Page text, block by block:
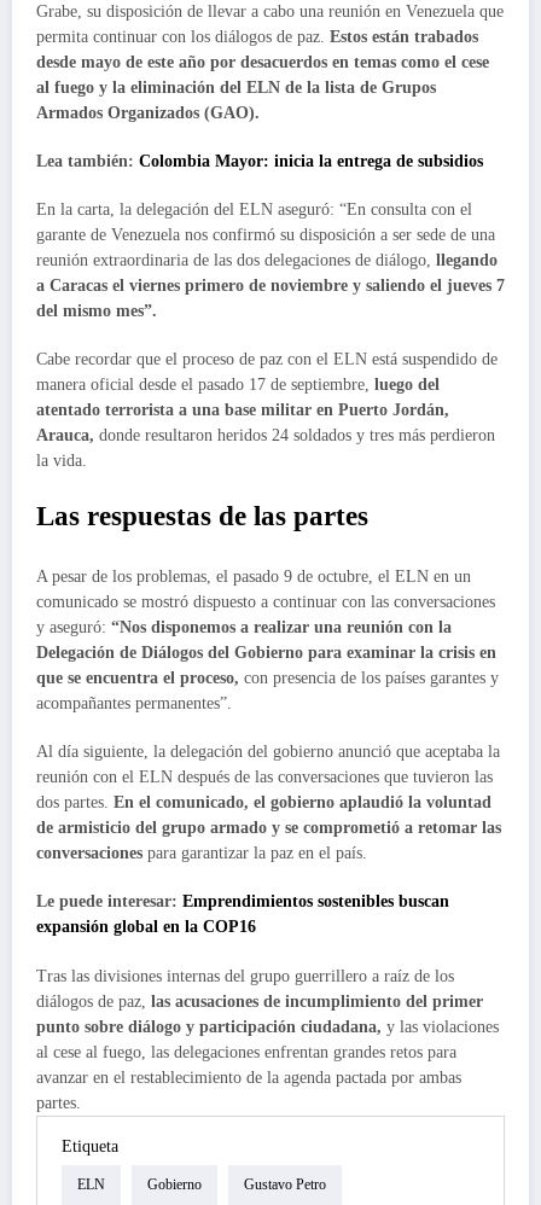
Grabe, su disposición de llevar a cabo una reunión en Venezuela que
permita continuar con los diálogos de paz. Estos están trabados
desde mayo de este año por desacuerdos en temas como el cese
al fuego y la eliminación del ELN de la lista de Grupos
Armados Organizados (GAO).
Lea también: Colombia Mayor: inicia la entrega de subsidios
En la carta, la delegación del ELN aseguró: “En consulta con el
garante de Venezuela nos confirmó su disposición a ser sede de una
reunión extraordinaria de las dos delegaciones de diálogo, llegando
a Caracas el viernes primero de noviembre y saliendo el jueves 7
del mismo mes”.
Cabe recordar que el proceso de paz con el ELN está suspendido de
manera oficial desde el pasado 17 de septiembre, luego del
atentado terrorista a una base militar en Puerto Jordán,
Arauca, donde resultaron heridos 24 soldados y tres más perdieron
la vida.
Las respuestas de las partes
A pesar de los problemas, el pasado 9 de octubre, el ELN en un
comunicado se mostró dispuesto a continuar con las conversaciones
y aseguró: “Nos disponemos a realizar una reunión con la
Delegación de Diálogos del Gobierno para examinar la crisis en
que se encuentra el proceso, con presencia de los países garantes y
acompañantes permanentes”.
Al día siguiente, la delegación del gobierno anunció que aceptaba la
reunión con el ELN después de las conversaciones que tuvieron las
dos partes. En el comunicado, el gobierno aplaudió la voluntad
de armisticio del grupo armado y se comprometió a retomar las
conversaciones para garantizar la paz en el país.
Le puede interesar: Emprendimientos sostenibles buscan
expansión global en la COP16
Tras las divisiones internas del grupo guerrillero a raíz de los
diálogos de paz, las acusaciones de incumplimiento del primer
punto sobre diálogo y participación ciudadana, y las violaciones
al cese al fuego, las delegaciones enfrentan grandes retos para
avanzar en el restablecimiento de la agenda pactada por ambas
partes.
Etiqueta
ELN Gobierno Gustavo Petro